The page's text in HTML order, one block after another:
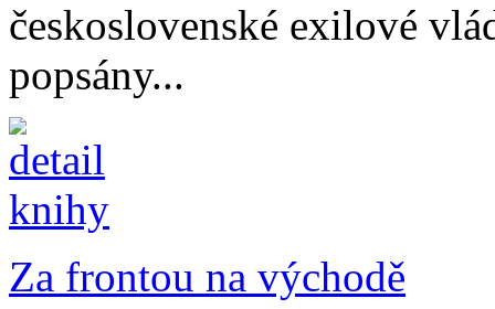
československé exilové
popsány...
Za frontou na východě